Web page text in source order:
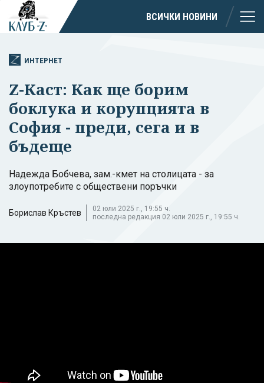
ВСИЧКИ НОВИНИ
ИНТЕРНЕТ
Z-Каст: Как ще борим
боклука и корупцията в
София - преди, сега и в
бъдеще
Надежда Бобчева, зам.-кмет на столицата - за
злоупотребите с обществени поръчки
Борислав Кръстев
02 юли 2025 г., 19:55 ч.
последна редакция 02 юли 2025 г., 19:55 ч.